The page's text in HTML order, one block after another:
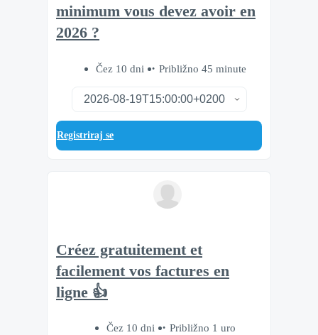
minimum vous devez avoir en
2026 ?
Čez 10 dni Približno 45 minute
Registriraj se
Créez gratuitement et
facilement vos factures en
ligne 👍
Čez 10 dni
Približno 1 uro